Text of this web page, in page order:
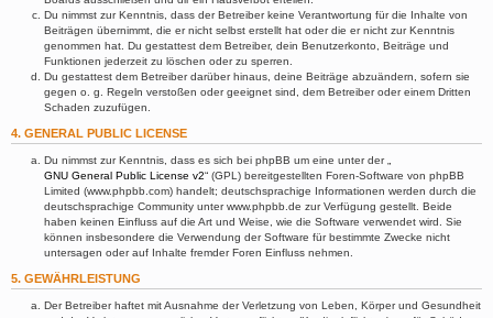
Du nimmst zur Kenntnis, dass der Betreiber keine Verantwortung für die Inhalte von
Beiträgen übernimmt, die er nicht selbst erstellt hat oder die er nicht zur Kenntnis
genommen hat. Du gestattest dem Betreiber, dein Benutzerkonto, Beiträge und
Funktionen jederzeit zu löschen oder zu sperren.
Du gestattest dem Betreiber darüber hinaus, deine Beiträge abzuändern, sofern sie
gegen o. g. Regeln verstoßen oder geeignet sind, dem Betreiber oder einem Dritten
Schaden zuzufügen.
4. GENERAL PUBLIC LICENSE
Du nimmst zur Kenntnis, dass es sich bei phpBB um eine unter der „
GNU General Public License v2“ (GPL) bereitgestellten Foren-Software von phpBB
Limited (www.phpbb.com) handelt; deutschsprachige Informationen werden durch die
deutschsprachige Community unter www.phpbb.de zur Verfügung gestellt. Beide
haben keinen Einfluss auf die Art und Weise, wie die Software verwendet wird. Sie
können insbesondere die Verwendung der Software für bestimmte Zwecke nicht
untersagen oder auf Inhalte fremder Foren Einfluss nehmen.
5. GEWÄHRLEISTUNG
Der Betreiber haftet mit Ausnahme der Verletzung von Leben, Körper und Gesundheit